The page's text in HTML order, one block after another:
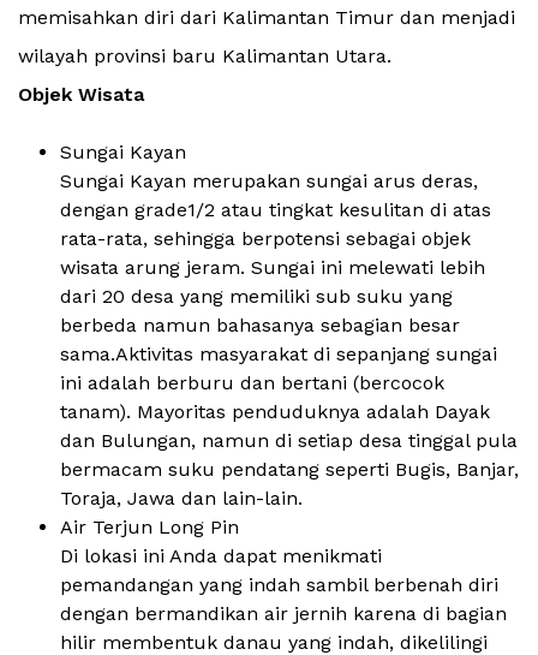
memisahkan diri dari Kalimantan Timur dan menjadi
wilayah provinsi baru Kalimantan Utara.
Objek Wisata
Sungai Kayan
Sungai Kayan merupakan sungai arus deras,
dengan grade1/2 atau tingkat kesulitan di atas
rata-rata, sehingga berpotensi sebagai objek
wisata arung jeram. Sungai ini melewati lebih
dari 20 desa yang memiliki sub suku yang
berbeda namun bahasanya sebagian besar
sama.Aktivitas masyarakat di sepanjang sungai
ini adalah berburu dan bertani (bercocok
tanam). Mayoritas penduduknya adalah Dayak
dan Bulungan, namun di setiap desa tinggal pula
bermacam suku pendatang seperti Bugis, Banjar,
Toraja, Jawa dan lain-lain.
Air Terjun Long Pin
Di lokasi ini Anda dapat menikmati
pemandangan yang indah sambil berbenah diri
dengan bermandikan air jernih karena di bagian
hilir membentuk danau yang indah, dikelilingi